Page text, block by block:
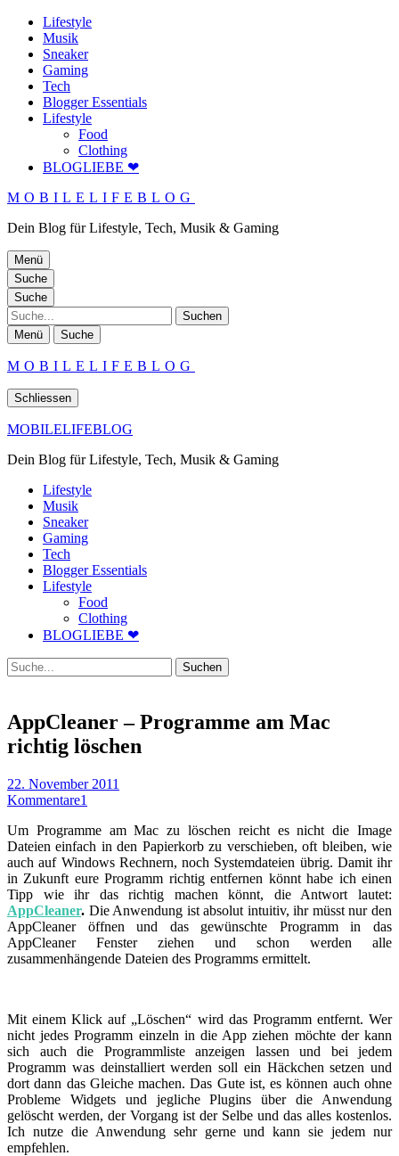
Lifestyle
Musik
Sneaker
Gaming
Tech
Blogger Essentials
Lifestyle
Food
Clothing
BLOGLIEBE ❤
MOBILELIFEBLOG
Dein Blog für Lifestyle, Tech, Musik & Gaming
Menü
Suche
Suche
Suche
Menü Suche
MOBILELIFEBLOG
Schliessen
MOBILELIFEBLOG
Dein Blog für Lifestyle, Tech, Musik & Gaming
Lifestyle
Musik
Sneaker
Gaming
Tech
Blogger Essentials
Lifestyle
Food
Clothing
BLOGLIEBE ❤
Suche
AppCleaner – Programme am Mac
richtig löschen
22. November 2011
Kommentare1
Um Programme am Mac zu löschen reicht es nicht die Image
Dateien einfach in den Papierkorb zu verschieben, oft bleiben, wie
auch auf Windows Rechnern, noch Systemdateien übrig. Damit ihr
in Zukunft eure Programm richtig entfernen könnt habe ich einen
Tipp wie ihr das richtig machen könnt, die Antwort lautet:
AppCleaner. Die Anwendung ist absolut intuitiv, ihr müsst nur den
AppCleaner öffnen und das gewünschte Programm in das
AppCleaner Fenster ziehen und schon werden alle
zusammenhängende Dateien des Programms ermittelt.
Mit einem Klick auf „Löschen“ wird das Programm entfernt. Wer
nicht jedes Programm einzeln in die App ziehen möchte der kann
sich auch die Programmliste anzeigen lassen und bei jedem
Programm was deinstalliert werden soll ein Häckchen setzen und
dort dann das Gleiche machen. Das Gute ist, es können auch ohne
Probleme Widgets und jegliche Plugins über die Anwendung
gelöscht werden, der Vorgang ist der Selbe und das alles kostenlos.
Ich nutze die Anwendung sehr gerne und kann sie jedem nur
empfehlen.